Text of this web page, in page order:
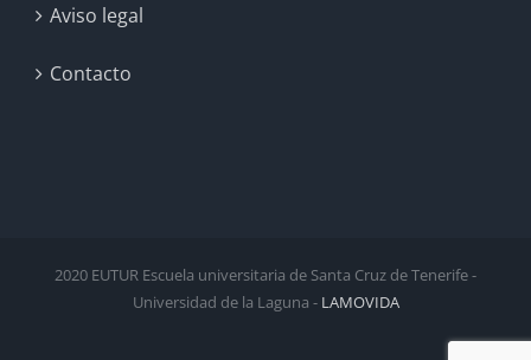
Aviso legal
Contacto
2020 EUTUR Escuela universitaria de Santa Cruz de Tenerife -
Universidad de la Laguna - LAMOVIDA